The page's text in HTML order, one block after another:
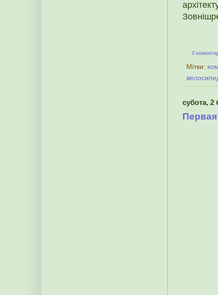
0
Мітки:
субота, 2